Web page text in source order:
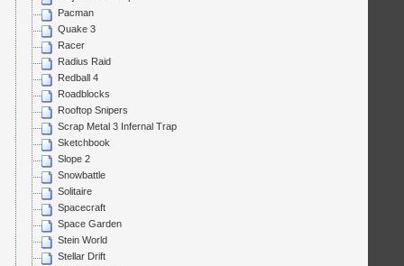
Pacman
Quake 3
Racer
Radius Raid
Redball 4
Roadblocks
Rooftop Snipers
Scrap Metal 3 Infernal Trap
Sketchbook
Slope 2
Snowbattle
Solitaire
Spacecraft
Space Garden
Stein World
Stellar Drift